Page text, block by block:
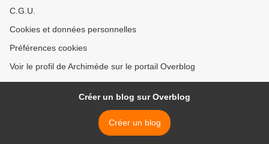
C.G.U.
Cookies et données personnelles
Préférences cookies
Voir le profil de Archimède sur le portail Overblog
Créer un blog sur Overblog
Créer un blog